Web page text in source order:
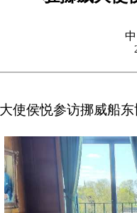
使侯悦参访挪威船